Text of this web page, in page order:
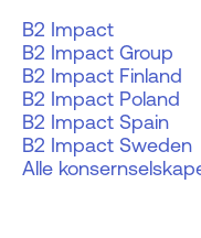
B2 Impact
B2 Impact Group
B2 Impact Finland
B2 Impact Poland
B2 Impact Spain
B2 Impact Sweden
Alle